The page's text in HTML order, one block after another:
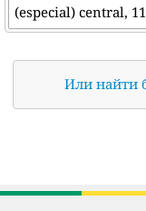
(especial) central,
Или найти